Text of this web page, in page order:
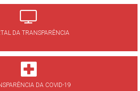
DA TRANSPARÊNCIA
DA COVID-19